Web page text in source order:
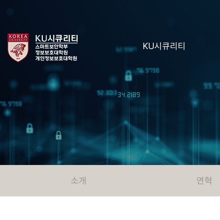
KU시큐리티
소개 연혁